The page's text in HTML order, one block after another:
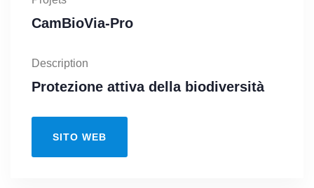
CamBioVia-Pro
Description
Protezione attiva della biodiversità
SITO WEB